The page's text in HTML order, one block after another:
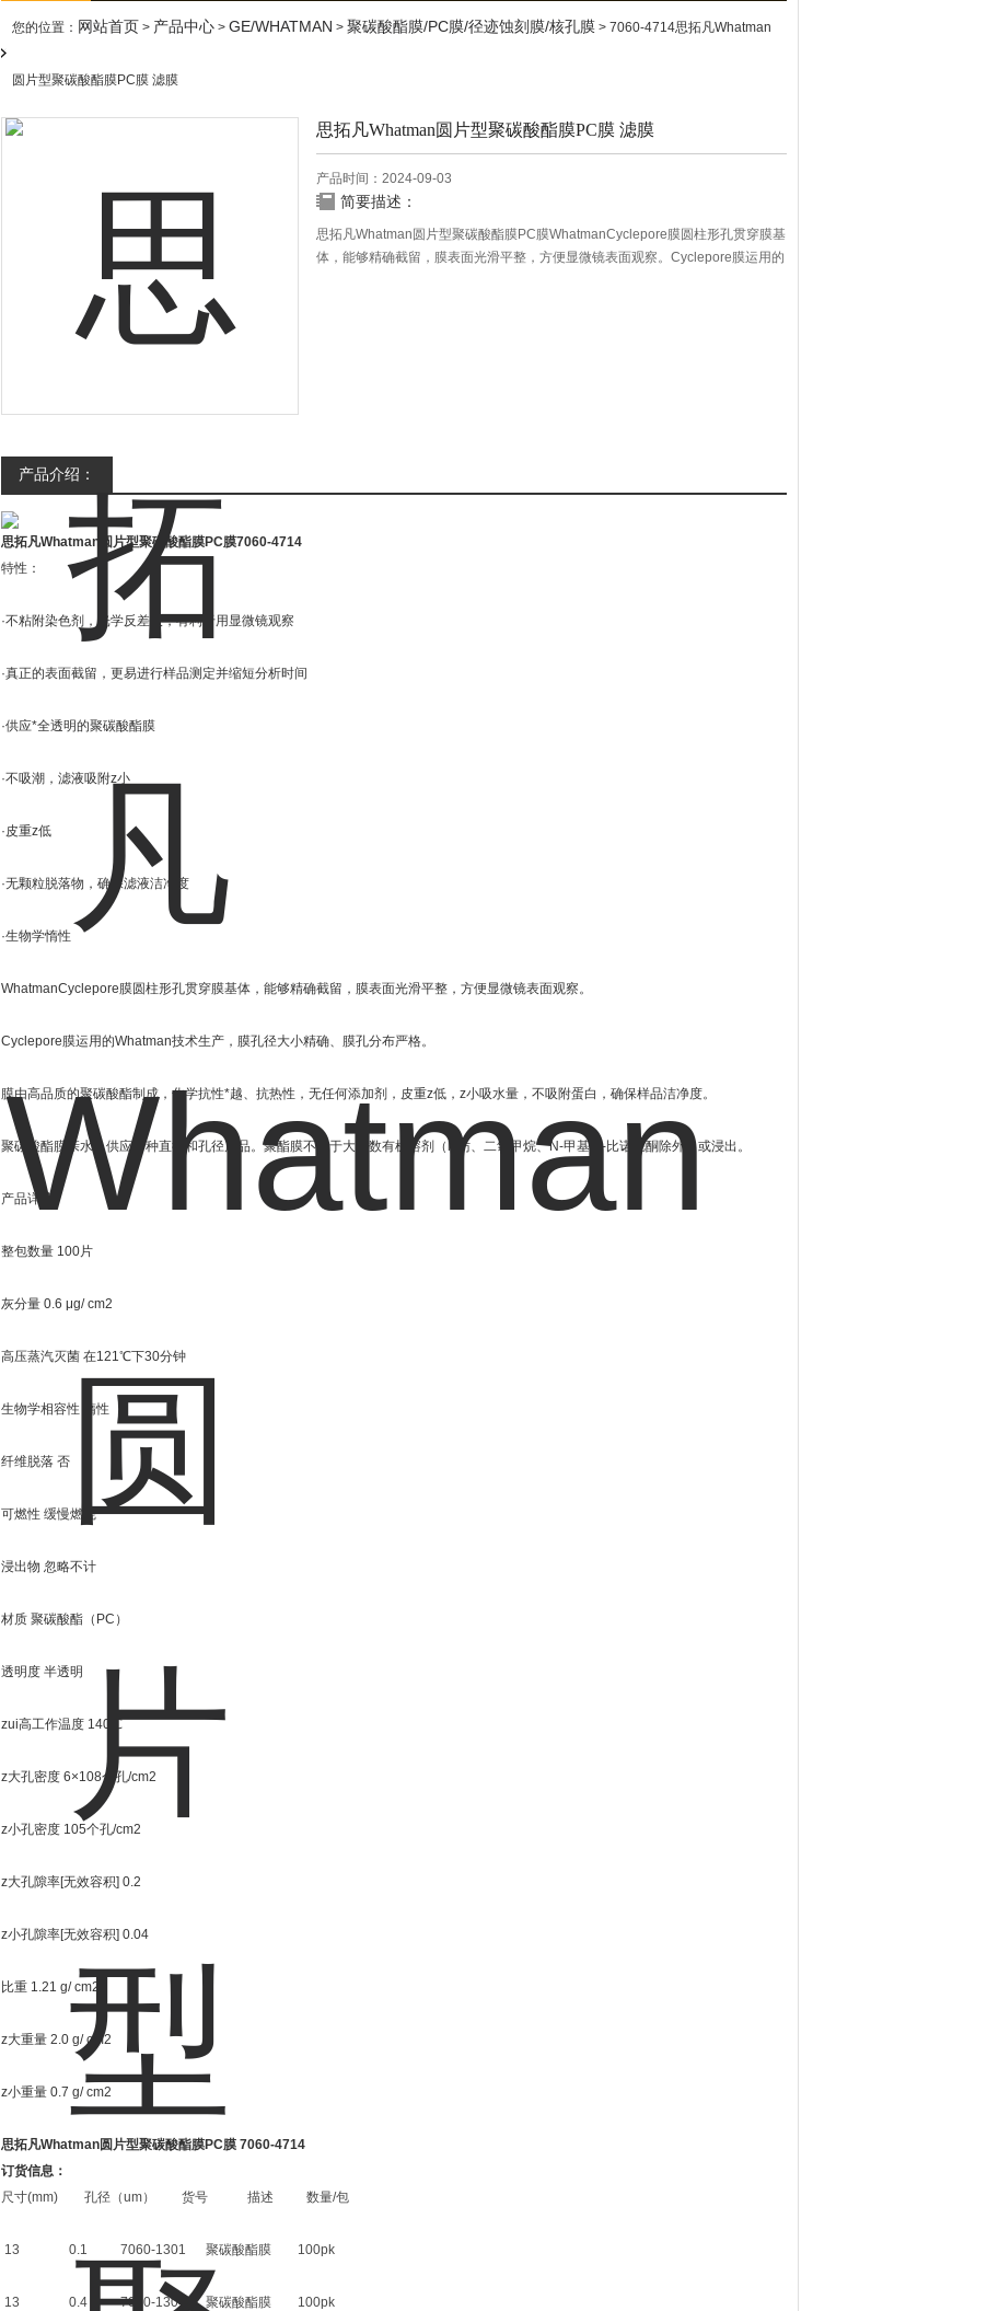
您的位置： 网站首页 > 产品中心 > GE/WHATMAN > 聚碳酸酯膜/PC膜/径迹蚀刻膜/核孔膜 > 7060-4714思拓凡Whatman
圆片型聚碳酸酯膜PC膜 滤膜
思拓凡Whatman圆片型聚碳酸酯膜PC膜 滤膜
产品时间：2024-09-03
简要描述：
思拓凡Whatman圆片型聚碳酸酯膜PC膜WhatmanCyclepore膜圆柱形孔贯穿膜基
体，能够精确截留，膜表面光滑平整，方便显微镜表面观察。Cyclepore膜运用的
产品介绍：
思拓凡Whatman圆片型聚碳酸酯膜PC膜7060-4714
特性：
·不粘附染色剂，光学反差大，有利于用显微镜观察
·真正的表面截留，更易进行样品测定并缩短分析时间
·供应*全透明的聚碳酸酯膜
·不吸潮，滤液吸附z小
·皮重z低
·无颗粒脱落物，确保滤液洁净度
·生物学惰性
WhatmanCyclepore膜圆柱形孔贯穿膜基体，能够精确截留，膜表面光滑平整，方便显微镜表面观察。
Cyclepore膜运用的Whatman技术生产，膜孔径大小精确、膜孔分布严格。
膜由高品质的聚碳酸酯制成，化学抗性*越、抗热性，无任何添加剂，皮重z低，z小吸水量，不吸附蛋白，确保样品洁净度。
聚碳酸酯膜亲水，供应各种直径和孔径产品。聚酯膜不溶于大多数有机溶剂（lv仿、二氯甲烷、N-甲基-2-比诺烷酮除外）或浸出。
产品详情
整包数量 100片
灰分量 0.6 μg/ cm2
高压蒸汽灭菌 在121℃下30分钟
生物学相容性 惰性
纤维脱落 否
可燃性 缓慢燃烧
浸出物 忽略不计
材质 聚碳酸酯（PC）
透明度 半透明
zui高工作温度 140℃
z大孔密度 6×108个孔/cm2
z小孔密度 105个孔/cm2
z大孔隙率[无效容积] 0.2
z小孔隙率[无效容积] 0.04
比重 1.21 g/ cm2
z大重量 2.0 g/ cm2
z小重量 0.7 g/ cm2
思拓凡Whatman圆片型聚碳酸酯膜PC膜 7060-4714
订货信息：
尺寸(mm) 孔径（um） 货号 描述 数量/包
13 0.1 7060-1301 聚碳酸酯膜 100pk
13 0.4 7060-1304 聚碳酸酯膜 100pk